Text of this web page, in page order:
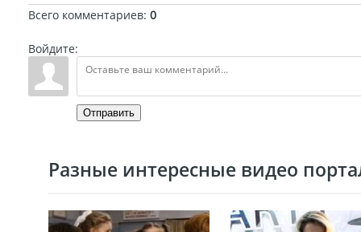
Всего комментариев: 0
Войдите:
Отправить
Разные интересные видео